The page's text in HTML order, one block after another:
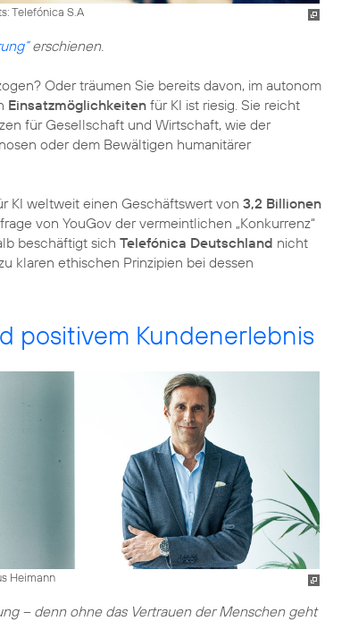
Telefónica S.A
erschienen.
Oder träumen Sie bereits davon, im autonom
Einsatzmöglichkeiten für KI ist riesig. Sie reicht
für Gesellschaft und Wirtschaft, wie der
oder dem Bewältigen humanitärer
KI weltweit einen Geschäftswert von 3,2 Billionen
von YouGov der vermeintlichen „Konkurrenz“
beschäftigt sich Telefónica Deutschland nicht
klaren ethischen Prinzipien bei dessen
positivem Kundenerlebnis
Heimann
– denn ohne das Vertrauen der Menschen geht